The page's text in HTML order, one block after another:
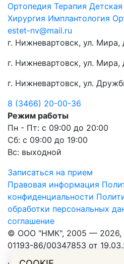
Ортопедия Терапия
Хирургия Имплантология
estet-nv@mail.ru
г. Нижневартовск, ул. Мира,
г. Нижневартовск, ул. Мира,
г. Нижневартовск, ул.
8 (3466) 20-00-36
Режим работы
Пн - Пт: с 09:00 до 20:00
Сб: с 09:00 до 19:00
Вс: выходной
Записаться на прием
Правовая информация
конфиденциальности
обработки персональных
соглашение
© ООО "НМК", 2005 — 2026,
01193-86/00347853 от